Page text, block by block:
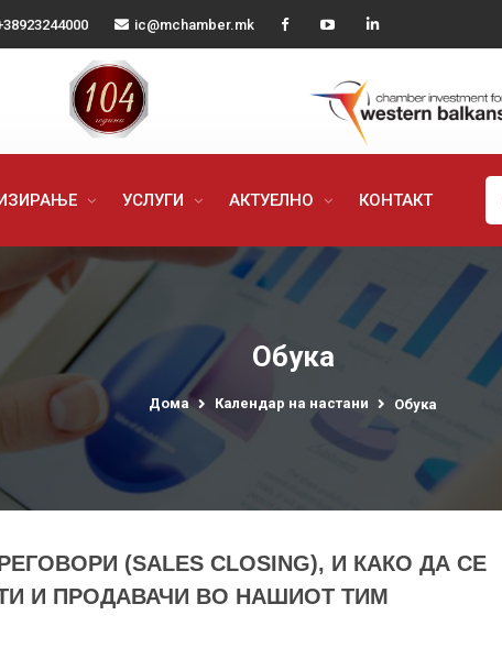
ic@mchamber.mk
УСЛУГИ АКТУЕЛНО КОНТАКТ
Обука
Дома Календар на настани Обука
(SALES CLOSING), И КАКО ДА СЕ
И ПРОДАВАЧИ ВО НАШИОТ ТИМ